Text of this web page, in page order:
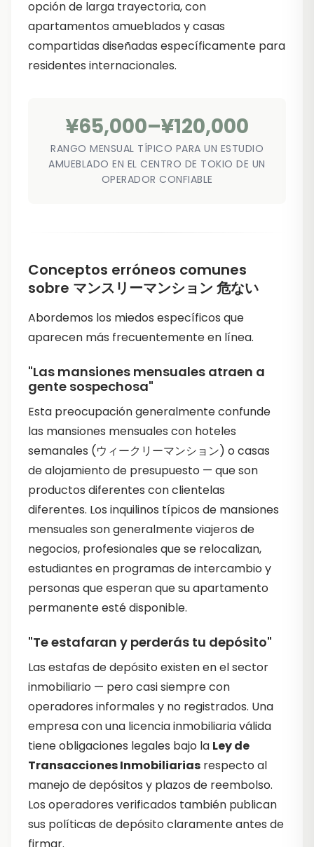
opción de larga trayectoria, con
apartamentos amueblados y casas
compartidas diseñadas específicamente para
residentes internacionales.
¥65,000–¥120,000
RANGO MENSUAL TÍPICO PARA UN ESTUDIO
AMUEBLADO EN EL CENTRO DE TOKIO DE UN
OPERADOR CONFIABLE
Conceptos erróneos comunes
sobre マンスリーマンション 危ない
Abordemos los miedos específicos que
aparecen más frecuentemente en línea.
"Las mansiones mensuales atraen a
gente sospechosa"
Esta preocupación generalmente confunde
las mansiones mensuales con hoteles
semanales (ウィークリーマンション) o casas
de alojamiento de presupuesto — que son
productos diferentes con clientelas
diferentes. Los inquilinos típicos de mansiones
mensuales son generalmente viajeros de
negocios, profesionales que se relocalizan,
estudiantes en programas de intercambio y
personas que esperan que su apartamento
permanente esté disponible.
"Te estafaran y perderás tu depósito"
Las estafas de depósito existen en el sector
inmobiliario — pero casi siempre con
operadores informales y no registrados. Una
empresa con una licencia inmobiliaria válida
tiene obligaciones legales bajo la Ley de
Transacciones Inmobiliarias respecto al
manejo de depósitos y plazos de reembolso.
Los operadores verificados también publican
sus políticas de depósito claramente antes de